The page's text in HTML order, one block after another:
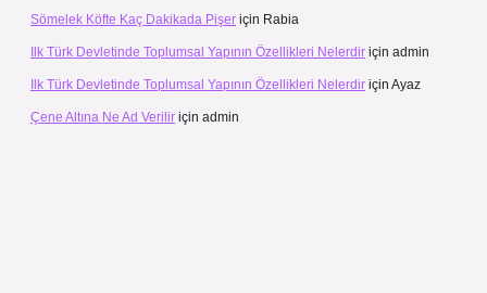
Sömelek Köfte Kaç Dakikada Pişer için Rabia
Ilk Türk Devletinde Toplumsal Yapının Özellikleri Nelerdir için admin
Ilk Türk Devletinde Toplumsal Yapının Özellikleri Nelerdir için Ayaz
Çene Altına Ne Ad Verilir için admin